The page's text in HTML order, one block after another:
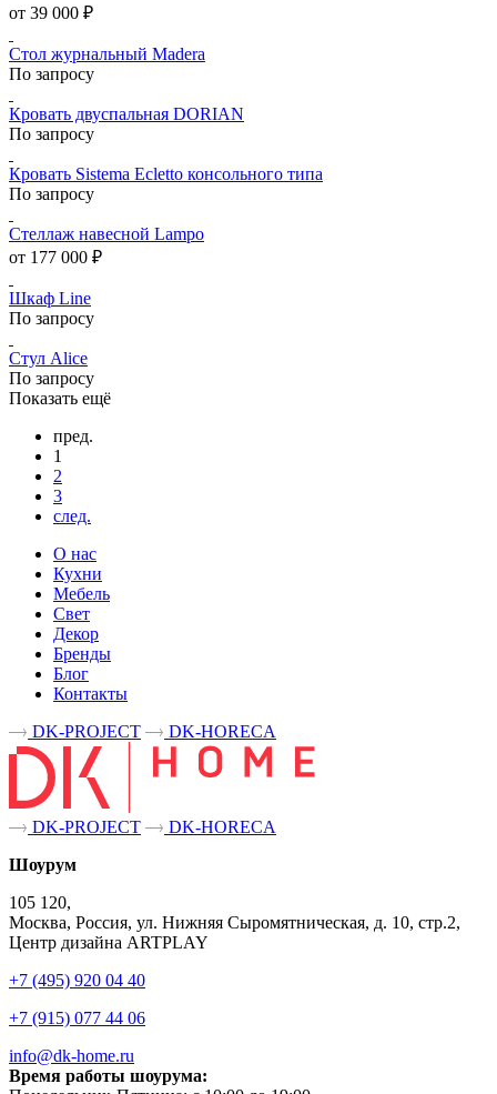
от 39 000 ₽
Стол журнальный Madera
По запросу
Кровать двуспальная DORIAN
По запросу
Кровать Sistema Ecletto консольного типа
По запросу
Стеллаж навесной Lampo
от 177 000 ₽
Шкаф Line
По запросу
Стул Alice
По запросу
Показать ещё
пред.
1
2
3
след.
О нас
Кухни
Мебель
Свет
Декор
Бренды
Блог
Контакты
DK-PROJECT
DK-HORECA
DK-PROJECT
DK-HORECA
Шоурум
105 120,
Москва, Россия, ул. Нижняя Сыромятническая, д. 10, стр.2,
Центр дизайна ARTPLAY
+7 (495) 920 04 40
+7 (915) 077 44 06
info@dk-home.ru
Время работы шоурума: